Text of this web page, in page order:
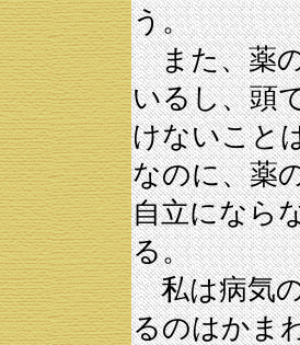
う。
また、薬の
いるし、頭
けないこと
なのに、薬
自立になら
る。
私は病気の
るのはかま